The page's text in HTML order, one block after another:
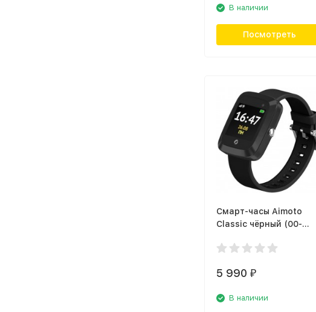
В наличии
Посмотреть
Смарт-часы Aimoto
Classic чёрный (00-
5 990 ₽
В наличии